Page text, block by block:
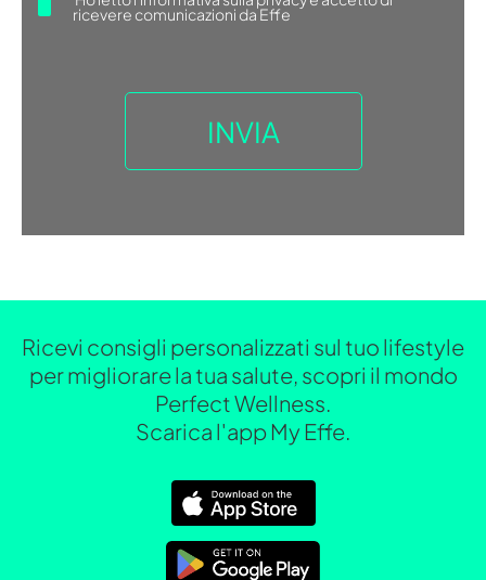
ricevere comunicazioni da Effe
Ricevi consigli personalizzati sul tuo lifestyle
per migliorare la tua salute, scopri il mondo
Perfect Wellness.
Scarica l'app My Effe.